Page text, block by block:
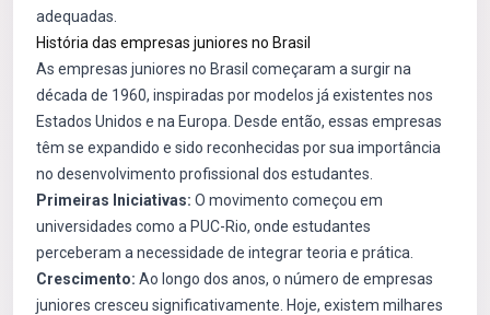
adequadas.
História das empresas juniores no Brasil
As empresas juniores no Brasil começaram a surgir na
década de 1960, inspiradas por modelos já existentes nos
Estados Unidos e na Europa. Desde então, essas empresas
têm se expandido e sido reconhecidas por sua importância
no desenvolvimento profissional dos estudantes.
Primeiras Iniciativas: O movimento começou em
universidades como a PUC-Rio, onde estudantes
perceberam a necessidade de integrar teoria e prática.
Crescimento: Ao longo dos anos, o número de empresas
juniores cresceu significativamente. Hoje, existem milhares